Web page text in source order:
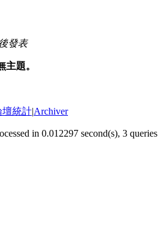
發表
題。
壇統計|Archiver
in 0.012297 second(s), 3 queries